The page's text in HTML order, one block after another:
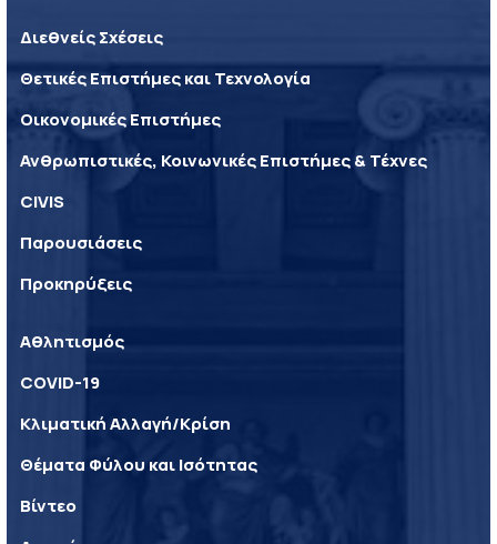
Διεθνείς Σχέσεις
Θετικές Επιστήμες και Τεχνολογία
Οικονομικές Επιστήμες
Ανθρωπιστικές, Κοινωνικές Επιστήμες & Τέχνες
CIVIS
Παρουσιάσεις
Προκηρύξεις
Αθλητισμός
COVID-19
Κλιματική Αλλαγή/Κρίση
Θέματα Φύλου και Ισότητας
Βίντεο